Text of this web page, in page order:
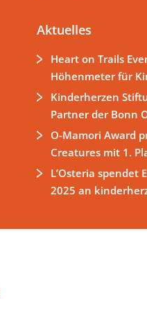
Aktuelles
Heart on Trails
Höhenmeter für
Kinderherzen
Partner der Bonn
O-Mamori Award
Creatures mit 1.
L’Osteria spendet
2025 an